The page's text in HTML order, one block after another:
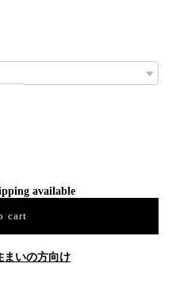
available
cart
まいの方向け